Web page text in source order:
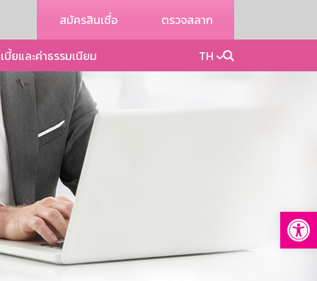
สมัครสินเชื่อ ตรวจสลาก
บี้ยและค่าธรรมเนียม TH